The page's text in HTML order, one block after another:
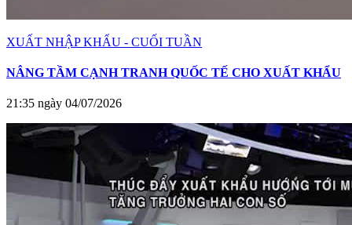
XUẤT NHẬP KHẨU - CUỐI TUẦN
NÂNG TẦM CẠNH TRANH QUỐC TẾ CHO XUẤT KHẨU
21:35 ngày 04/07/2026